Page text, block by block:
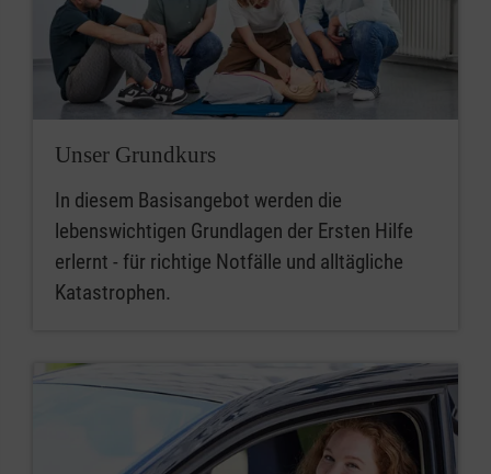
Unser Grundkurs
In diesem Basisangebot werden die
lebenswichtigen Grundlagen der Ersten Hilfe
erlernt - für richtige Notfälle und alltägliche
Katastrophen.